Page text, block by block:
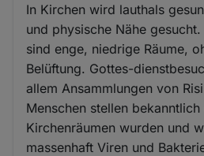
In Kirchen wird lauthals
und physische Nähe
sind enge, niedrige Räume,
Belüftung. Gottes-
allem Ansammlungen von
Menschen stellen
Kirchenräumen wurden und
massenhaft Viren und